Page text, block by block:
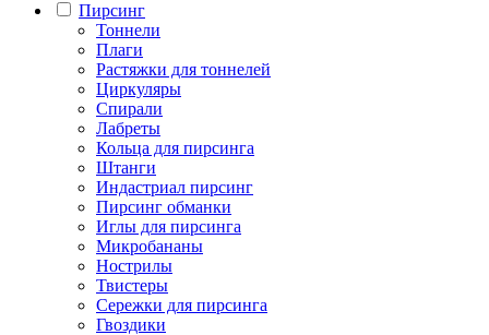
Пирсинг
Тоннели
Плаги
Растяжки для тоннелей
Циркуляры
Спирали
Лабреты
Кольца для пирсинга
Штанги
Индастриал пирсинг
Пирсинг обманки
Иглы для пирсинга
Микробананы
Нострилы
Твистеры
Сережки для пирсинга
Гвоздики